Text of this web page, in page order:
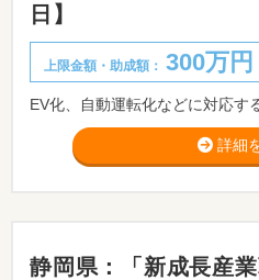
日】
上限金額・助成額： 300万円
詳細
静岡県：「新成長産